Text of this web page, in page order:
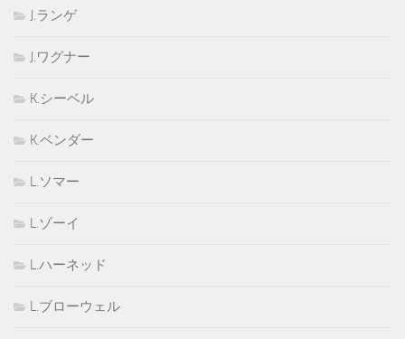
J.ランゲ
J.ワグナー
K.シーベル
K.ベンダー
L.ソマー
L.ゾーイ
L.ハーネッド
L.ブローウェル